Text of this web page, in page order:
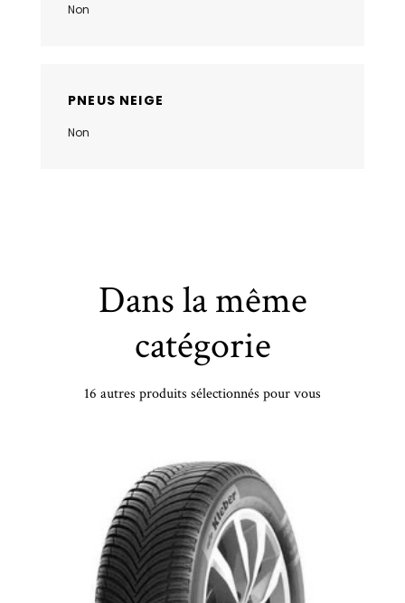
Non
PNEUS NEIGE
Non
Dans la même
catégorie
16 autres produits sélectionnés pour vous